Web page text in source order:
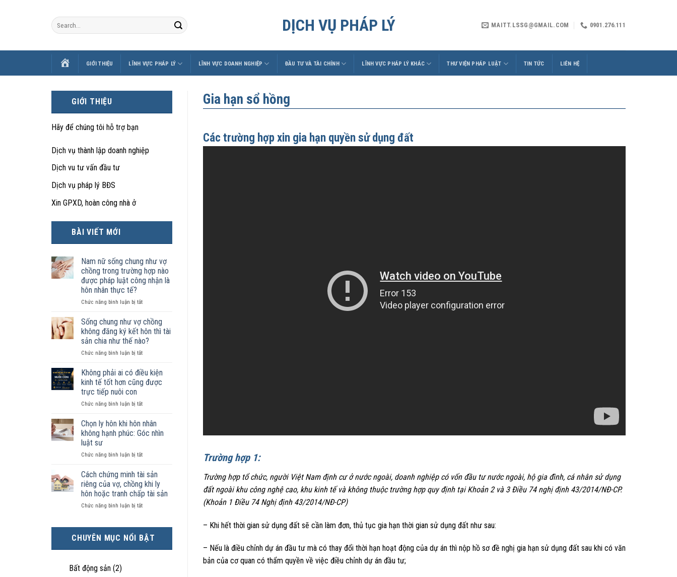
DỊCH VỤ PHÁP LÝ MAITT.LSSG@GMAIL.COM 0901.276.111
TRANGGIỚI THIỆU LĨNH VỰC PHÁP LÝ LĨNH VỰC DOANH NGHIỆP ĐẦU TƯ VÀ TÀI CHÍNH LĨNH VỰC PHÁP LÝ KHÁC THƯ VIỆN PHÁP LUẬT TIN TỨC LIÊN HỆ
GIỚI THIỆU
Hãy để chúng tôi hỗ trợ bạn
Dịch vụ thành lập doanh nghiệp
Dịch vu tư vấn đầu tư
Dịch vụ pháp lý BĐS
Xin GPXD, hoàn công nhà ở
BÀI VIẾT MỚI
Nam nữ sống chung như vợ
chồng trong trường hợp nào
được pháp luật công nhận là
hôn nhân thực tế?
Chức năng bình luận bị tắtở
nữ
sống
chung
như
vợ
trong
trường
hợp
được
luật
công
hôn
thực
tế?
Sống chung như vợ chồng
không đăng ký kết hôn thì tài
sản chia như thế nào?
Chức năng bình luận bị tắtở
chung
như
vợ
không
ký
kết
hôn
tài
chia
như
nào?
Không phải ai có điều kiện
kinh tế tốt hơn cũng được
trực tiếp nuôi con
Chức năng bình luận bị tắtở
phải
ai
có
kiện
tế
tốt
hơn
cũng
được
con
Chọn ly hôn khi hôn nhân
không hạnh phúc: Góc nhìn
luật sư
Chức năng bình luận bị tắtở
ly
hôn
khi
hôn
nhân
Góc
nhìn
Cách chứng minh tài sản
riêng của vợ, chồng khi ly
hôn hoặc tranh chấp tài sản
Chức năng bình luận bị tắtở
tài
CHUYÊN MỤC NỔI BẬT
Bất động sản (2)
Gia hạn sổ hồng
Các trường hợp xin gia hạn quyền sử dụng đất
Trường hợp 1:
Trường hợp tổ chức, người Việt Nam định cư ở nước ngoài, doanh nghiệp có vốn đầu tư nước ngoài, hộ gia đình, cá nhân sử dụng
đất ngoài khu công nghệ cao, khu kinh tế và không thuộc trường hợp quy định tại Khoản 2 và 3 Điều 74 nghị định 43/2014/NĐ-CP.
(Khoản 1 Điều 74 Nghị định 43/2014/NĐ-CP)
– Khi hết thời gian sử dụng đất sẽ cần làm đơn, thủ tục gia hạn thời gian sử dụng đất như sau:
– Nếu là điều chỉnh dự án đầu tư mà có thay đổi thời hạn hoạt động của dự án thì nộp hồ sơ đề nghị gia hạn sử dụng đất sau khi có văn
bản của cơ quan có thẩm quyền về việc điều chỉnh dự án đầu tư;